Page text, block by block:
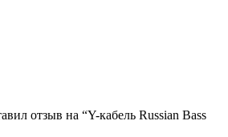
отзыв на “Y-кабель Russian Bass